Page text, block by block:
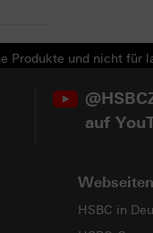
Produkte und nicht für
auf
HSBC in